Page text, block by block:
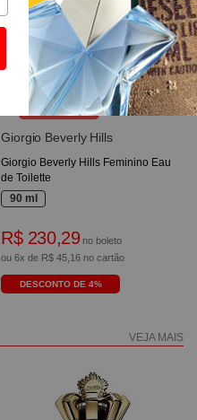
OFERTA
Giorgio Beverly Hills
Giorgio Beverly Hills Feminino Eau
de Toilette
90 ml
R$ 230,29 no boleto
ou 6x de R$ 45,16 no cartão
DESCONTO DE 4%
VEJA MAIS